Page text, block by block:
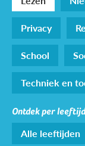
Privacy
School
Techniek en
Ontdek per leeftijd
Alle leeftijden